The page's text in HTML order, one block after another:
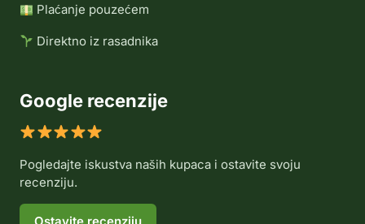
Plaćanje pouzećem
Direktno iz rasadnika
Google recenzije
Pogledajte iskustva naših kupaca i ostavite svoju
recenziju.